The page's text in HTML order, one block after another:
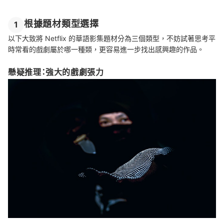
1 根據題材類型選擇
以下大致將 Netflix 的華語影集題材分為三個類型，不妨試著思考平
時常看的戲劇屬於哪一種類，更容易進一步找出感興趣的作品。
懸疑推理：強大的戲劇張力